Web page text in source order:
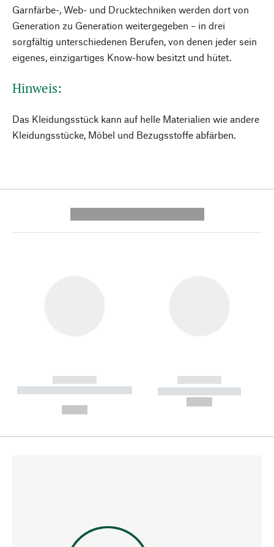
Garnfärbe-, Web- und Drucktechniken werden dort von
Generation zu Generation weitergegeben – in drei
sorgfältig unterschiedenen Berufen, von denen jeder sein
eigenes, einzigartiges Know-how besitzt und hütet.
Hinweis:
Das Kleidungsstück kann auf helle Materialien wie andere
Kleidungsstücke, Möbel und Bezugsstoffe abfärben.
------------
----------- ----------- --------
------------
----------- -----------